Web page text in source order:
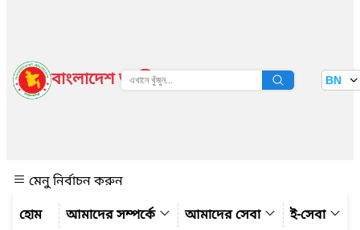
বাংলাদেশ জাতীয় তথ্য বাতায়ন BN
মেনু নির্বাচন করুন
আমাদের সম্পর্কে
আমাদের সেবা ই-সেবা